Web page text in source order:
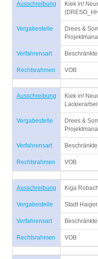
Ausschreibung
Kiek in!
Vergabestelle
Drees &
Verfahrensart
Rechtsrahmen VOB
Ausschreibung
Kiek in!
Vergabestelle
Drees &
Verfahrensart
Rechtsrahmen VOB
Ausschreibung Kiga
Vergabestelle Stadt Haiger
Verfahrensart
Rechtsrahmen VOB